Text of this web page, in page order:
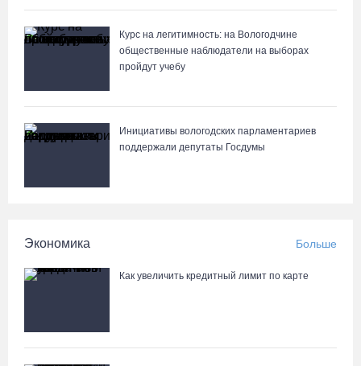
Курс на легитимность: на Вологодчине
общественные наблюдатели на выборах
пройдут учебу
Инициативы вологодских парламентариев
поддержали депутаты Госдумы
Экономика Больше
Как увеличить кредитный лимит по карте